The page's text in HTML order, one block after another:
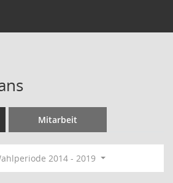
Mitarbeit
2014 - 2019